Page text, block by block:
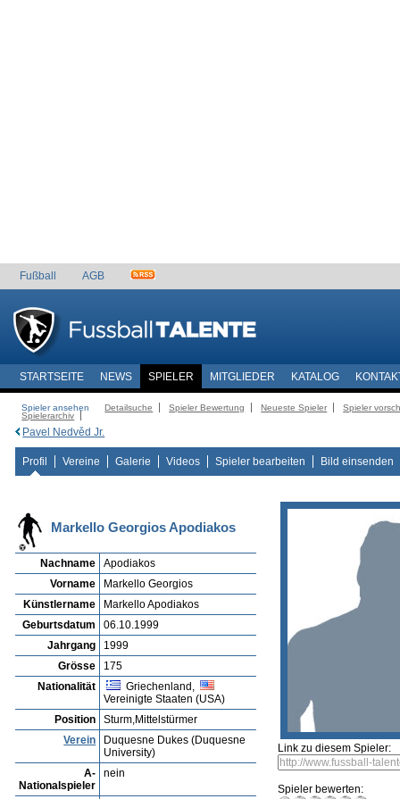
Fußball AGB
STARTSEITE NEWS SPIELER MITGLIEDER KATALOG
Spieler ansehen Detailsuche Spieler Bewertung Neueste Spieler
Spieler
Spielerarchiv
Pavel Nedvěd Jr.
Profil Vereine Galerie Videos Spieler bearbeiten Bild einsenden
Markello Georgios Apodiakos
Nachname
Apodiakos
Vorname
Markello Georgios
Künstlername
Markello Apodiakos
Geburtsdatum
06.10.1999
Jahrgang
1999
Grösse
175
Nationalität
Griechenland,
Vereinigte Staaten (USA)
Position
Sturm,Mittelstürmer
Verein
Duquesne Dukes (Duquesne
University)
A-
Nationalspieler
nein
Link zu diesem Spieler:
Spieler bewerten: